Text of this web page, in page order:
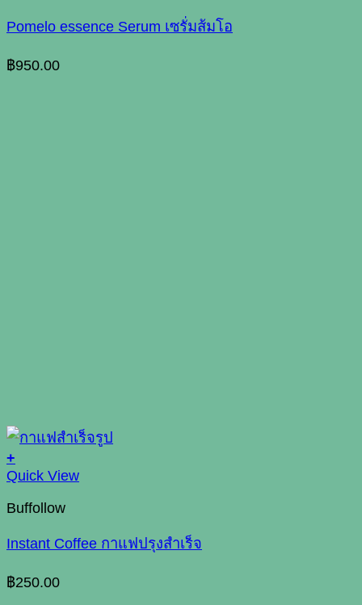
Pomelo essence Serum เซรั่มส้มโอ
฿950.00
+
Quick View
Buffollow
Instant Coffee กาแฟปรุงสำเร็จ
฿250.00